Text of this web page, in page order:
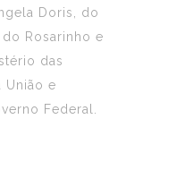
Doris, do
Rosarinho e
das
União e
Federal.